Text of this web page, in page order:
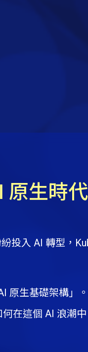
原生時
投入 AI 轉型，
原生基礎架構」
在這個 AI 浪潮